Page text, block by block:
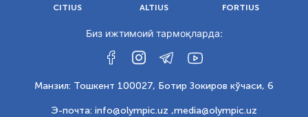
CITIUS ALTIUS FORTIUS
Биз ижтимоий тармоқларда:
Манзил: Тошкент 100027, Ботир Зокиров кўчаси, 6
Э-почта: info@olympic.uz ,media@olympic.uz